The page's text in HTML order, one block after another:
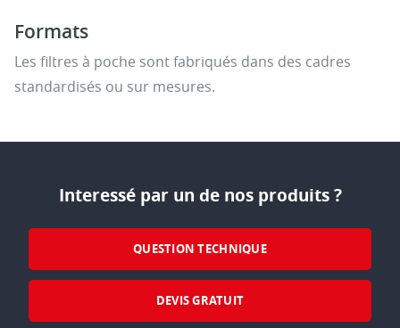
Formats
Les filtres à poche sont fabriqués dans des cadres
standardisés ou sur mesures.
Interessé par un de nos produits ?
QUESTION TECHNIQUE
DEVIS GRATUIT